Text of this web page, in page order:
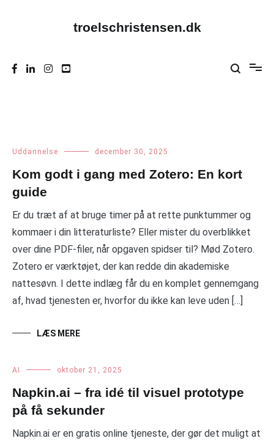
troelschristensen.dk
Uddannelse december 30, 2025
Kom godt i gang med Zotero: En kort
guide
Er du træt af at bruge timer på at rette punktummer og
kommaer i din litteraturliste? Eller mister du overblikket
over dine PDF-filer, når opgaven spidser til? Mød Zotero.
Zotero er værktøjet, der kan redde din akademiske
nattesøvn. I dette indlæg får du en komplet gennemgang
af, hvad tjenesten er, hvorfor du ikke kan leve uden […]
LÆS MERE
AI oktober 21, 2025
Napkin.ai – fra idé til visuel prototype
på få sekunder
Napkin.ai er en gratis online tjeneste, der gør det muligt at